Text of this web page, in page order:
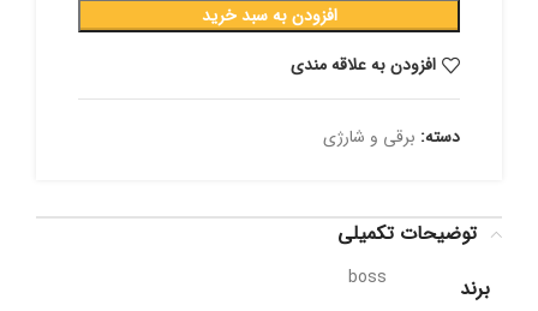
افزودن به سبد خرید
افزودن به علاقه مندی
دسته: برقی و شارژی
توضیحات تکمیلی
برند
boss